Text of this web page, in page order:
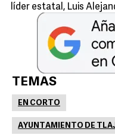
líder estatal, Luis
TEMAS
EN CORTO
AYUNTAMIENTO DE